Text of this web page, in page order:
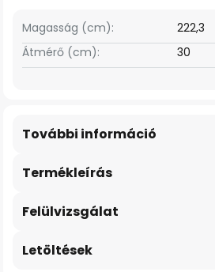
Magasság (cm):
222,3
Átmérő (cm):
30
Termékleírás
További információ
Felülvizsgálat
Letöltések